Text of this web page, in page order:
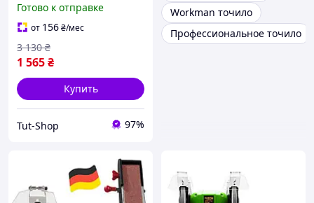
сверл Точильные станки
Ferrum Бытовое точило
Готово к отправке
от 156₴/мес
1 565₴
3 130 ₴
Купить
Tut-Shop 97%
Workman точило
Профессиональное точило